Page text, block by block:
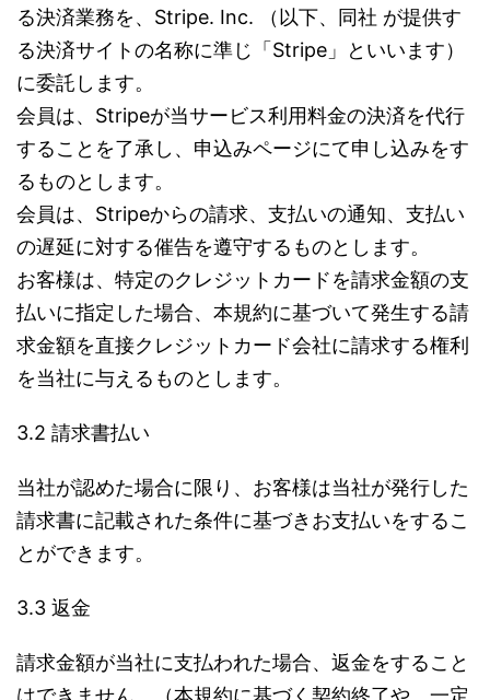
る決済業務を、Stripe. Inc. （以下、同社 が提供す
る決済サイトの名称に準じ「Stripe」といいます）
に委託します。
会員は、Stripeが当サービス利用料金の決済を代行
することを了承し、申込みページにて申し込みをす
るものとします。
会員は、Stripeからの請求、支払いの通知、支払い
の遅延に対する催告を遵守するものとします。
お客様は、特定のクレジットカードを請求金額の支
払いに指定した場合、本規約に基づいて発生する請
求金額を直接クレジットカード会社に請求する権利
を当社に与えるものとします。
3.2 請求書払い
当社が認めた場合に限り、お客様は当社が発行した
請求書に記載された条件に基づきお支払いをするこ
とができます。
3.3 返金
請求金額が当社に支払われた場合、返金をすること